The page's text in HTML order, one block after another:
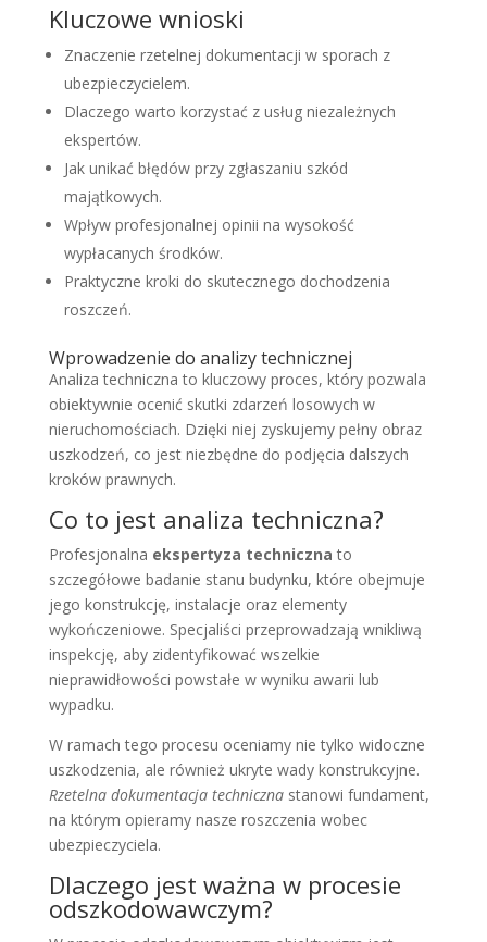
Kluczowe wnioski
Znaczenie rzetelnej dokumentacji w sporach z
ubezpieczycielem.
Dlaczego warto korzystać z usług niezależnych
ekspertów.
Jak unikać błędów przy zgłaszaniu szkód
majątkowych.
Wpływ profesjonalnej opinii na wysokość
wypłacanych środków.
Praktyczne kroki do skutecznego dochodzenia
roszczeń.
Wprowadzenie do analizy technicznej
Analiza techniczna to kluczowy proces, który pozwala
obiektywnie ocenić skutki zdarzeń losowych w
nieruchomościach. Dzięki niej zyskujemy pełny obraz
uszkodzeń, co jest niezbędne do podjęcia dalszych
kroków prawnych.
Co to jest analiza techniczna?
Profesjonalna ekspertyza techniczna to
szczegółowe badanie stanu budynku, które obejmuje
jego konstrukcję, instalacje oraz elementy
wykończeniowe. Specjaliści przeprowadzają wnikliwą
inspekcję, aby zidentyfikować wszelkie
nieprawidłowości powstałe w wyniku awarii lub
wypadku.
W ramach tego procesu oceniamy nie tylko widoczne
uszkodzenia, ale również ukryte wady konstrukcyjne.
Rzetelna dokumentacja technicznastanowi fundament,
na którym opieramy nasze roszczenia wobec
ubezpieczyciela.
Dlaczego jest ważna w procesie
odszkodowawczym?